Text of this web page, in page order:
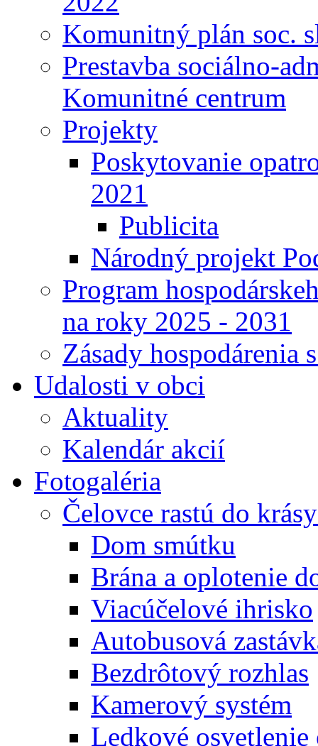
Komunitný plán soc.
Prestavba sociálno-
Komunitné centrum
Projekty
Poskytovanie
2021
Publicita
Národný projekt
Program
na roky 2025 - 2031
Zásady hospodárenia
Udalosti v obci
Aktuality
Kalendár akcií
Fotogaléria
Čelovce rastú do
Dom smútku
Brána a oplotenie
Viacúčelové ihrisko
Autobusová
Bezdrôtový rozhlas
Kamerový systém
Ledkové osvetlenie